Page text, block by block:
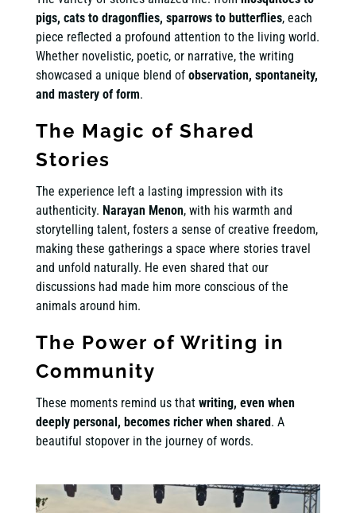
pigs, cats to dragonflies, sparrows to butterflies, each
piece reflected a profound attention to the living world.
Whether novelistic, poetic, or narrative, the writing
showcased a unique blend of observation, spontaneity,
and mastery of form.
The Magic of Shared
Stories
The experience left a lasting impression with its
authenticity. Narayan Menon, with his warmth and
storytelling talent, fosters a sense of creative freedom,
making these gatherings a space where stories travel
and unfold naturally. He even shared that our
discussions had made him more conscious of the
animals around him.
The Power of Writing in
Community
These moments remind us that writing, even when
deeply personal, becomes richer when shared. A
beautiful stopover in the journey of words.